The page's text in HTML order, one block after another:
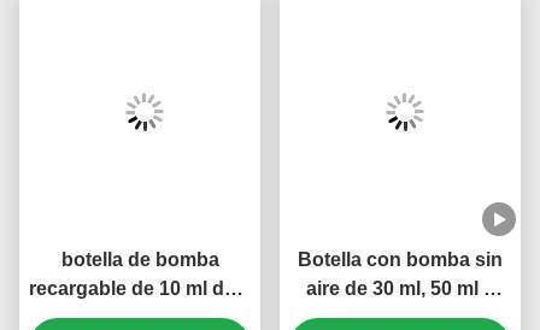
botella de bomba
recargable de 10 ml de 5
ml para cosméticos mini
Botella con bomba sin
aire de 30 ml, 50 ml y
100 ml, logotipo